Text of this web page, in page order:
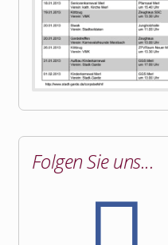
Folgen Sie uns...